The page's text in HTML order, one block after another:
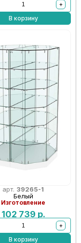
+
В корзину
арт. 39265-1
Белый
Изготовление
102 739 р.
+
В корзину